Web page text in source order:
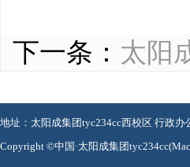
下一条： 太阳
地址：太阳成集团tyc234cc西校区 行政
Copyright ©中国·太阳成集团